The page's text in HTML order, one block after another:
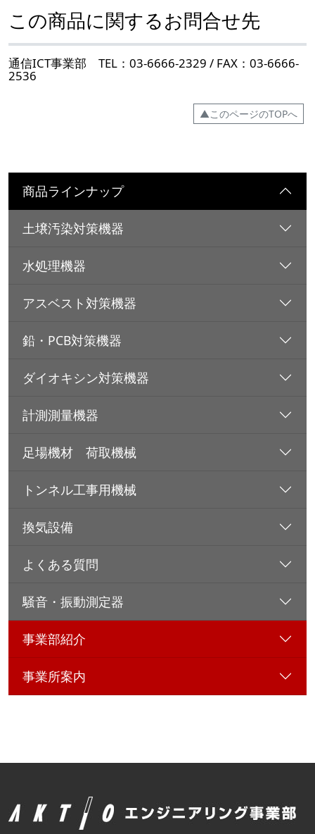
この商品に関するお問合せ先
通信ICT事業部 TEL：03-6666-2329 / FAX：03-6666-
2536
▲このページのTOPへ
商品ラインナップ
土壌汚染対策機器
水処理機器
アスベスト対策機器
鉛・PCB対策機器
ダイオキシン対策機器
計測測量機器
足場機材 荷取機械
トンネル工事用機械
換気設備
よくある質問
騒音・振動測定器
事業部紹介
事業所案内